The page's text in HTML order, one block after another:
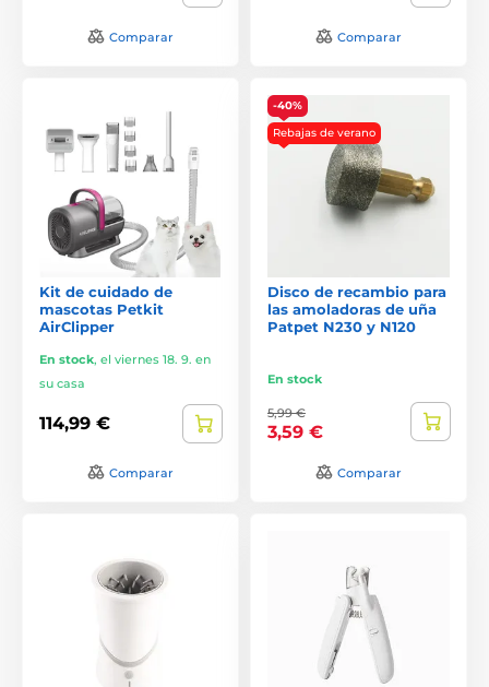
Comparar Comparar
Kit de cuidado de
mascotas Petkit
AirClipper
En stock, el viernes 18. 9. en
su casa
114,99 €
Comparar
-40%
Rebajas de verano
Disco de recambio para
las amoladoras de uña
Patpet N230 y N120
En stock
5,99 €
3,59 €
Comparar